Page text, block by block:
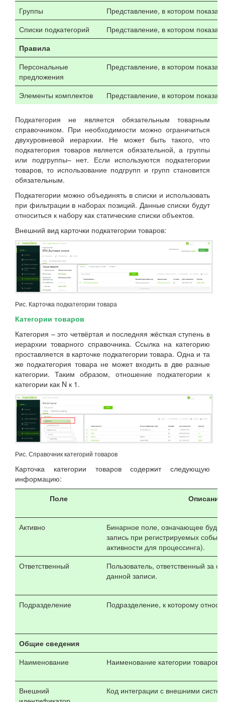
Группы
Представление, в котором
Списки подкатегорий
Представление, в котором
Правила
Персональные
предложения
Представление, в котором
Элементы комплектов Представление, в котором
Подкатегория не является обязательным товарным
справочником. При необходимости можно ограничиться
двухуровневой иерархии. Не может быть такого, что
подкатегория товаров является обязательной, а группы
или подгруппы– нет. Если используются подкатегории
товаров, то использование подгрупп и групп становится
обязательным.
Подкатегории можно объединять в списки и использовать
при фильтрации в наборах позиций. Данные списки будут
относиться к набору как статические списки объектов.
Внешний вид карточки подкатегории товаров:
Рис. Карточка подкатегории товара
Категории товаров
Категория – это четвёртая и последняя жёсткая ступень в
иерархии товарного справочника. Ссылка на категорию
проставляется в карточке подкатегории товара. Одна и та
же подкатегория товара не может входить в две разные
категории. Таким образом, отношение подкатегории к
категории как N к 1.
Рис. Справочник категорий товаров
Карточка категории товаров содержит следующую
информацию:
Поле
Описание
Активно
Бинарное поле, означающее будет
запись при регистрируемых
активности для процессинга).
Ответственный
Пользователь, ответственный за
данной записи.
Подразделение Подразделение, к которому
Общие сведения
Наименование
Наименование категории товаров.
Внешний
Код интеграции с внешними